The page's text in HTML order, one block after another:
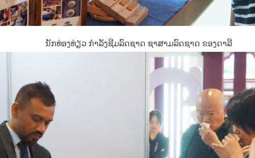
ນັກທ່ອງທ່ຽວ ກຳລັງຊີມລົດຊາດ ຊາສາມລົດຊາດ ຂອງດາລີ